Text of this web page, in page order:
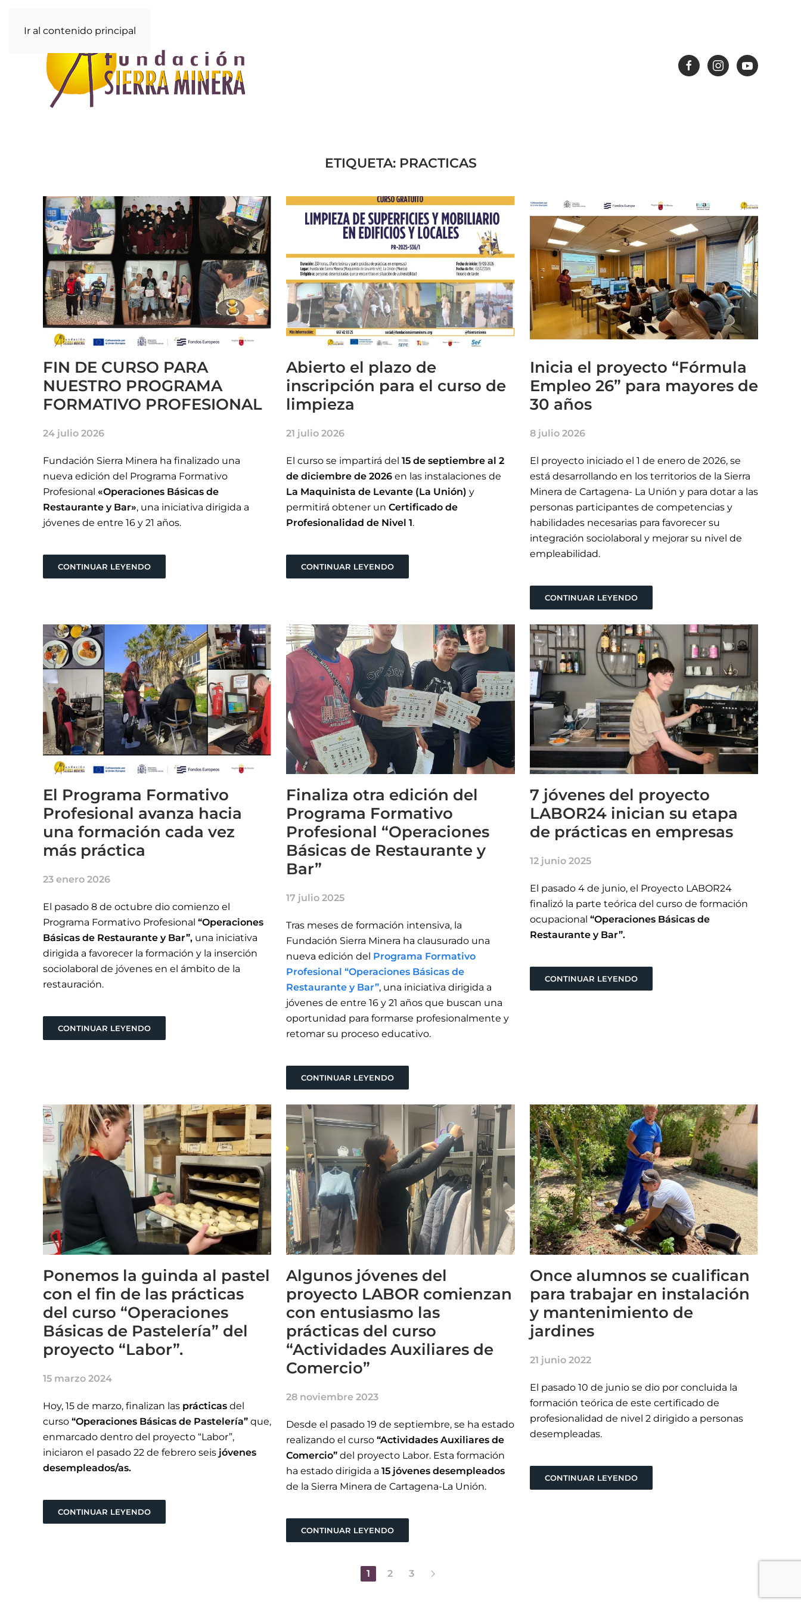
Ir al contenido principal
ETIQUETA: PRACTICAS
FIN DE CURSO PARA
NUESTRO PROGRAMA
FORMATIVO PROFESIONAL
24 julio 2026
Fundación Sierra Minera ha finalizado una
nueva edición del Programa Formativo
Profesional «Operaciones Básicas de
Restaurante y Bar», una iniciativa dirigida a
jóvenes de entre 16 y 21 años.
CONTINUAR LEYENDO
Abierto el plazo de
inscripción para el curso de
limpieza
21 julio 2026
El curso se impartirá del15 de septiembre al 2
de diciembre de 2026 en las instalaciones de
La Maquinista de Levante (La Unión) y
permitirá obtener unCertificado de
Profesionalidad de Nivel 1.
CONTINUAR LEYENDO
Inicia el proyecto “Fórmula
Empleo 26” para mayores de
30 años
8 julio 2026
El proyecto iniciado el 1 de enero de 2026, se
está desarrollando en los territorios de la Sierra
Minera de Cartagena- La Unión y para dotar a las
personas participantes de competencias y
habilidades necesarias para favorecer su
integración sociolaboral y mejorar su nivel de
empleabilidad.
CONTINUAR LEYENDO
El Programa Formativo
Profesional avanza hacia
una formación cada vez
más práctica
23 enero 2026
El pasado 8 de octubre dio comienzo el
Programa Formativo Profesional “Operaciones
Básicas de Restaurante y Bar”, una iniciativa
dirigida a favorecer la formación y la inserción
sociolaboral de jóvenes en el ámbito de la
restauración.
CONTINUAR LEYENDO
Finaliza otra edición del
Programa Formativo
Profesional “Operaciones
Básicas de Restaurante y
Bar”
17 julio 2025
Tras meses de formación intensiva, la
Fundación Sierra Minera ha clausurado una
nueva edición del Programa Formativo
Profesional “Operaciones Básicas de
Restaurante y Bar”, una iniciativa dirigida a
jóvenes de entre 16 y 21 años que buscan una
oportunidad para formarse profesionalmente y
retomar su proceso educativo.
CONTINUAR LEYENDO
7 jóvenes del proyecto
LABOR24 inician su etapa
de prácticas en empresas
12 junio 2025
El pasado 4 de junio, el Proyecto LABOR24
finalizó la parte teórica del curso de formación
ocupacional “Operaciones Básicas de
Restaurante y Bar”.
CONTINUAR LEYENDO
Ponemos la guinda al pastel
con el fin de las prácticas
del curso “Operaciones
Básicas de Pastelería” del
proyecto “Labor”.
15 marzo 2024
Hoy, 15 de marzo, finalizan las prácticas del
curso “Operaciones Básicas de Pastelería” que,
enmarcado dentro del proyecto “Labor”,
iniciaron el pasado 22 de febrero seis jóvenes
desempleados/as.
CONTINUAR LEYENDO
Algunos jóvenes del
proyecto LABOR comienzan
con entusiasmo las
prácticas del curso
“Actividades Auxiliares de
Comercio”
28 noviembre 2023
Desde el pasado 19 de septiembre, se ha estado
realizando el curso“Actividades Auxiliares de
Comercio” del proyecto Labor. Esta formación
ha estado dirigida a15 jóvenes desempleados
de la Sierra Minera de Cartagena-La Unión.
CONTINUAR LEYENDO
Once alumnos se cualifican
para trabajar en instalación
y mantenimiento de
jardines
21 junio 2022
El pasado 10 de junio se dio por concluida la
formación teórica de este certificado de
profesionalidad de nivel 2 dirigido a personas
desempleadas.
CONTINUAR LEYENDO
1 2 3